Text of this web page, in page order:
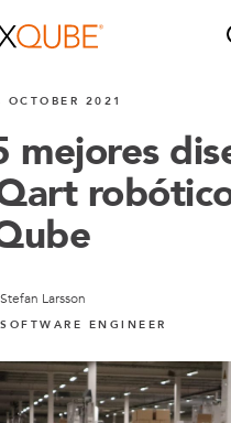
person
I order?
OCTOBER 2021
mejores
Stefan Larsson
SOFTWARE ENGINEER